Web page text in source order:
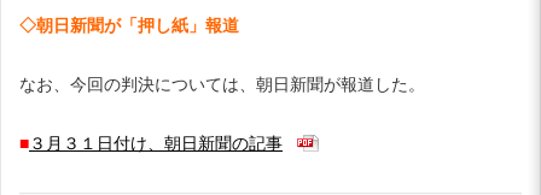
◇朝日新聞が「押し紙」報道
なお、今回の判決については、朝日新聞が報道した。
■３月３１日付け、朝日新聞の記事